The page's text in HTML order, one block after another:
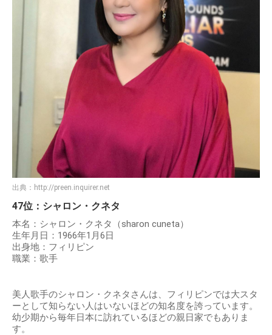
出典： http://preen.inquirer.net
47位：シャロン・クネタ
本名：シャロン・クネタ（sharon cuneta）
生年月日：1966年1月6日
出身地：フィリピン
職業：歌手
美人歌手のシャロン・クネタさんは、フィリピンでは大スタ
ーとして知らない人はいないほどの知名度を誇っています。
幼少期から毎年日本に訪れているほどの親日家でもありま
す。